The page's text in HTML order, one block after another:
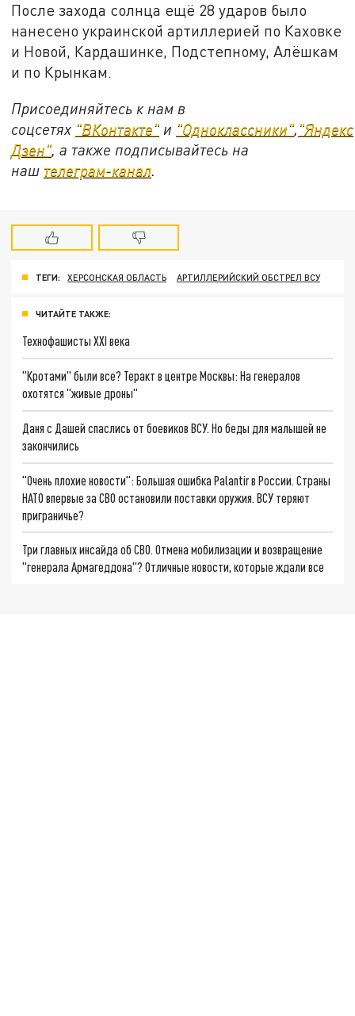
После захода солнца ещё 28 ударов было
нанесено украинской артиллерией по Каховке
и Новой, Кардашинке, Подстепному, Алёшкам
и по Крынкам.
Присоединяйтесь к нам в
соцсетях "ВКонтакте" и "Одноклассники", "Яндекс
Дзен", а также подписывайтесь на
наш телеграм-канал.
ТЕГИ: ХЕРСОНСКАЯ ОБЛАСТЬ АРТИЛЛЕРИЙСКИЙ ОБСТРЕЛ ВСУ
ЧИТАЙТЕ ТАКЖЕ:
Технофашисты XXI века
"Кротами" были все? Теракт в центре Москвы: На генералов
охотятся "живые дроны"
Даня с Дашей спаслись от боевиков ВСУ. Но беды для малышей не
закончились
"Очень плохие новости": Большая ошибка Palantir в России. Страны
НАТО впервые за СВО остановили поставки оружия. ВСУ теряют
приграничье?
Три главных инсайда об СВО. Отмена мобилизации и возвращение
"генерала Армагеддона"? Отличные новости, которые ждали все